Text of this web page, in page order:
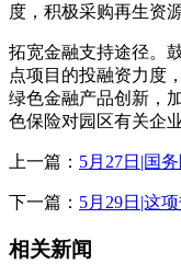
度，积极采购再生资
拓宽金融支持途径。
点项目的投融资力度
绿色金融产品创新，
色保险对园区有关企
上一篇： 5月27日|国
下一篇： 5月29日|这
相关新闻